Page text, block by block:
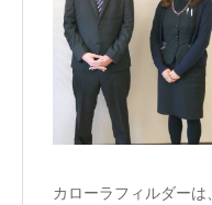
カローラフィルダー